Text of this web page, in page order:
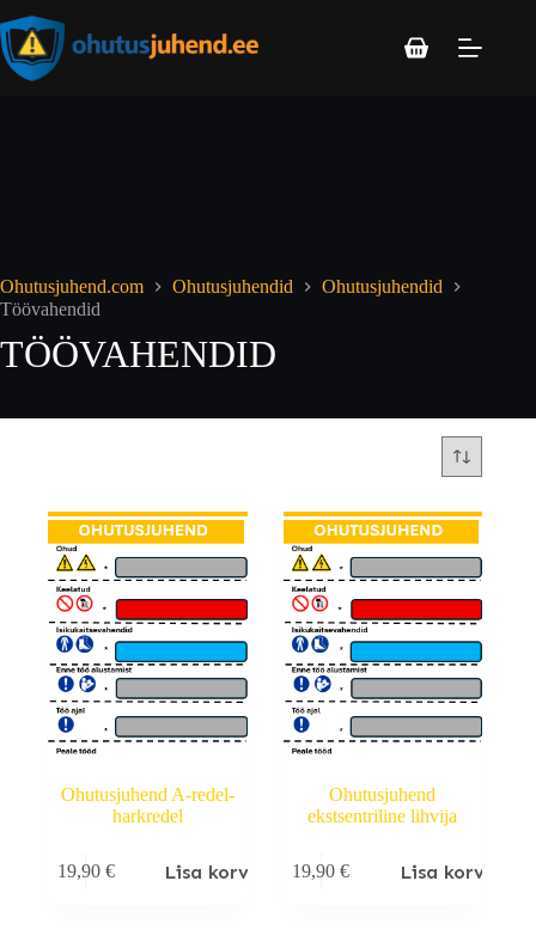
Ohutusjuhend.com Ohutusjuhendid
Ohutusjuhendid
Töövahendid
TÖÖVAHENDID
Ohutusjuhend A-redel-
harkredel
19,90 € Lisa korvi
Ohutusjuhend
ekstsentriline lihvija
19,90€ Lisa korvi